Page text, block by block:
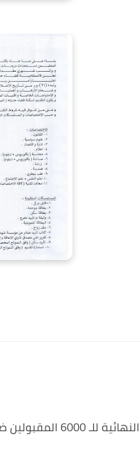
ضمن تعيينات العقدية